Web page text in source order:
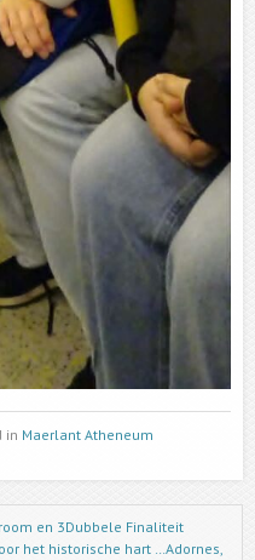
in Maerlant Atheneum
en 3Dubbele Finaliteit
het historische hart …Adornes,